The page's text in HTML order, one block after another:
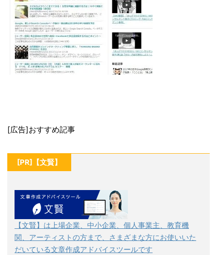
[広告]おすすめ記事
[PR]【文賢】
【文賢】は上場企業、中小企業、個人事業主、教育機
関、アーティストの方まで、さまざまな方にお使いいた
だいている文章作成アドバイスツールです